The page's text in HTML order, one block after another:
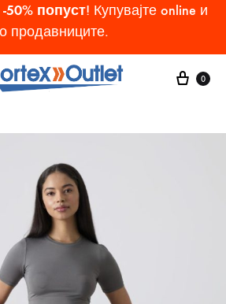
-50% попуст! Купувајте online и
продавниците.
Cart
0